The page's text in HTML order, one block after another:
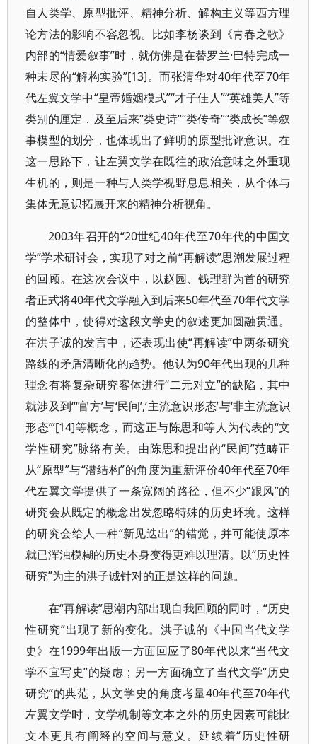
自人类学、原型批评、精神分析、解构主义等西方理
论方法的影响不容忽视。比如李杨谈到《青春之歌》
内部的“情爱叙事”时，就仿佛是在替罗兰·巴特完成一
种未尽的“解构实验”[13]。而张清华对40年代至70年
代左翼文学中“皇帝婚姻模式”“才子佳人”“英雄美人”等
类别的厘定，及至后来“类史诗”“类传奇”“类成长”等叙
事模型的划分，也体现出了鲜明的原型批评意识。在
这一思路下，让左翼文学在既往的政治意味之外重现
生机的，则是一种与人类学视野息息相关，从个体与
集体无意识拓展开来的精神分析视角。
2003年召开的“20世纪40年代至70年代的中国文
学”学术研讨会，实现了对之前“再解读”思潮发展过程
的回顾。在这次会议中，以赵园、钱理群为首的研究
者正式将40年代文学融入到后来50年代至70年代文学
的整体中，使得对这段文学史的叙述更加圆融贯通。
在洪子诚的发言中，还表现出使“再解读”中两条研究
路线的矛盾清晰化的趋势。他认为90年代出现的几种
理念有将复杂研究客体进行“二元对立”的缺陷，其中
就涉及到“‘官方’与‘民间’,‘主流意识形态’与‘非主流意识
形态’”[14]等概念，而这正与陈思和等人为代表的“文
学性研究”脉络有关。由陈思和提出的“民间”范畴正
从“原型”与“潜结构”的角度为重新评价40年代至70年
代左翼文学提供了一条宽阔的路径，但不少“跟风”的
研究会从既定的概念出发忽略特殊的历史环境。这样
的研究会给人一种“新见迭出”的错觉，并可能使原本
就已浑浊模糊的历史本身变得更难以理清。以“历史性
研究”为主的洪子诚针对的正是这样的问题。
在“再解读”思潮内部出现自我回顾的同时，“历史
性研究”出现了新的变化。洪子诚的《中国当代文学
史》在1999年出版一方面回应了80年代以来“当代文
学不宜写史”的疑虑；另一方面确立了当代文学“历史
研究”的典范，从文学史的角度考量40年代至70年代
左翼文学时，文学机制等文本之外的历史因素可能比
文本更具有阐释的空间与意义。延续着“历史性研